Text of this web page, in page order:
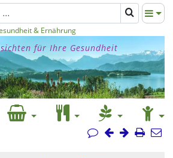
& Ernährung
für Ihre Gesundheit